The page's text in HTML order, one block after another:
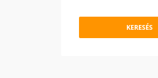
KERESÉS